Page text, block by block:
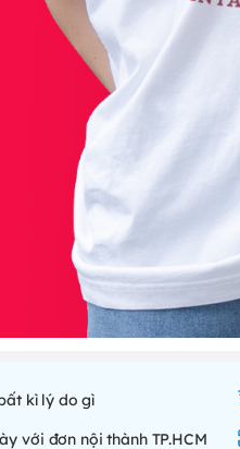
kì lý do gì
với đơn nội thành TP.HCM